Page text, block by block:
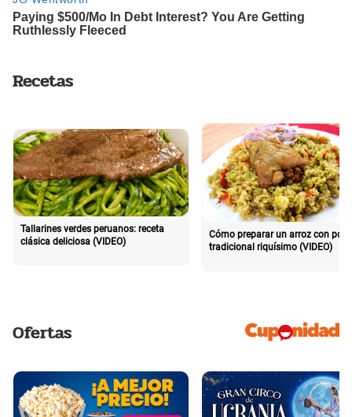
Recetas
Tallarines verdes peruanos: receta
clásica deliciosa (VIDEO)
Cómo preparar un arroz con pollo
tradicional riquísimo (VIDEO)
Ofertas